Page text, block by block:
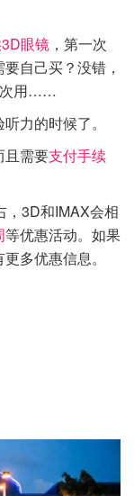
眼镜 ，第一次
自己买？没错，
次用……
力的时候了。
且需要支付手续
，3D和IMAX会相
等优惠活动。如果
多优惠信息。